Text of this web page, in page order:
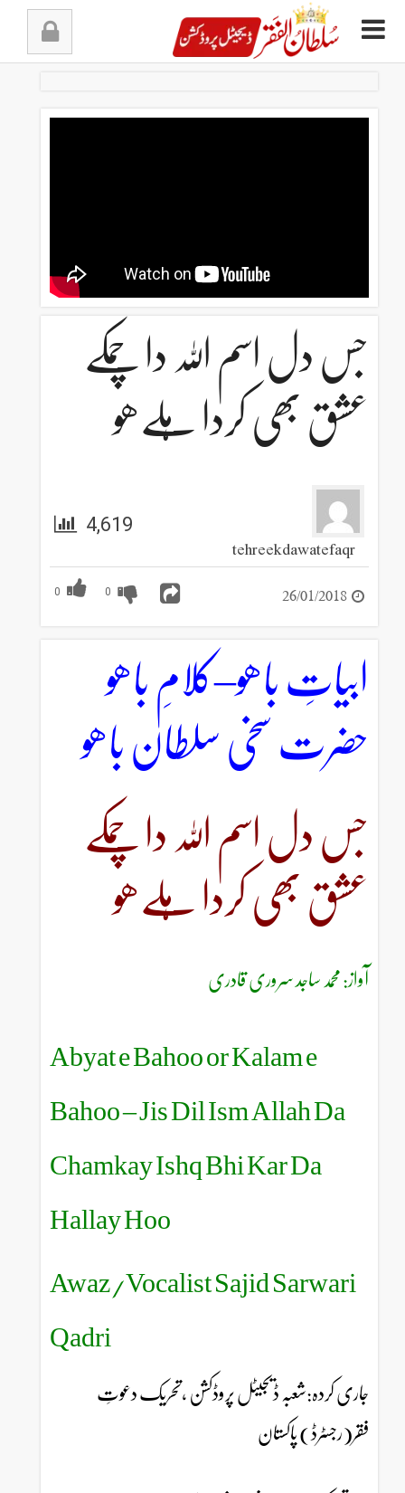
جس دل اسم اللہ دا چمکے
عشق بھی کردا ہلےھو
tehreekdawatefaqr
4,619
0 0 26/01/2018
ابیاتِ باھو–کلامِ باھو
حضرت سخی سلطان باھو
جس دل اسم اللہ دا چمکے
عشق بھی کردا ہلےھو
آواز: محمد ساجد سروری قادری
Abyat e Bahoo or Kalam e
Bahoo – Jis Dil Ism Allah Da
Chamkay Ishq Bhi Kar Da
Hallay Hoo
Awaz/Vocalist Sajid Sarwari
Qadri
جاری کردہ:شعبہ ڈیجیٹل پروڈکشن ،تحریک دعوتِ
فقر(رجسٹرڈ) پاکستان